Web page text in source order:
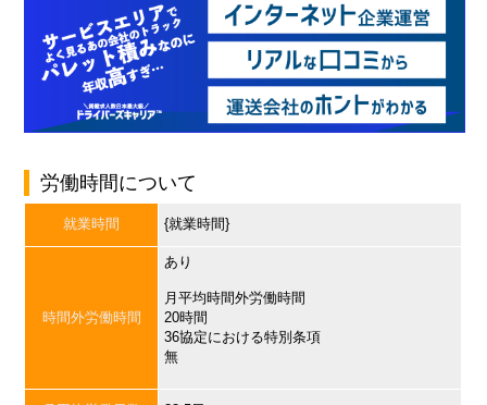
労働時間について
就業時間 {就業時間}
時間外労働時間
あり
月平均時間外労働時間
20時間
36協定における特別条項
無